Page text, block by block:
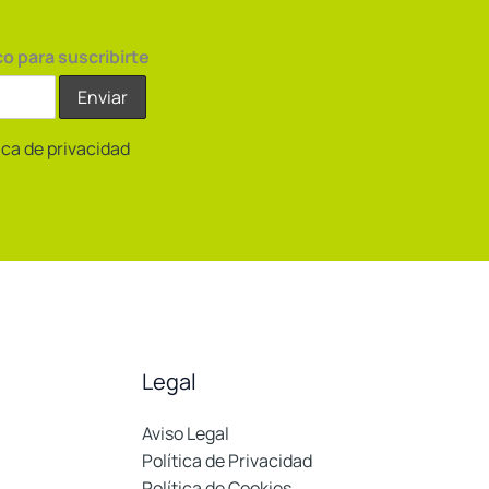
para suscribirte
de privacidad
Legal
Aviso Legal
Política de Privacidad